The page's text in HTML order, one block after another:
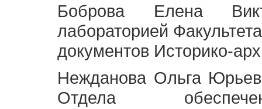
Боброва Елена
лабораторией
документов Историко-
Нежданова Ольга
Отдела